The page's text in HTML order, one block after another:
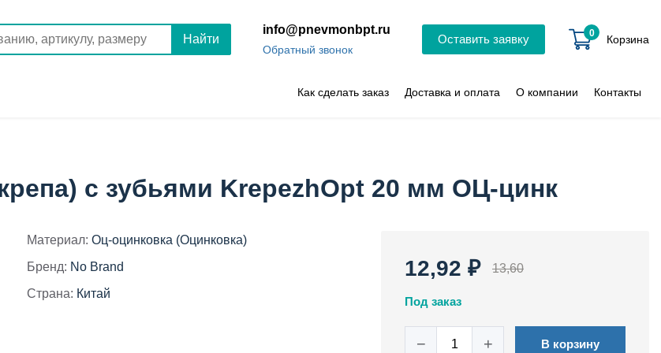
Найти
info@pnevmonbpt.ru
Обратный звонок
Оставить заявку 0 Корзина
Как сделать заказ Доставка и оплата О компании Контакты
с зубьями KrepezhOpt 20 мм ОЦ-цинк
Материал: Оц-оцинковка (Оцинковка)
Бренд: No Brand
Страна: Китай
12,92 ₽ 13,60
Под заказ
− + В корзину